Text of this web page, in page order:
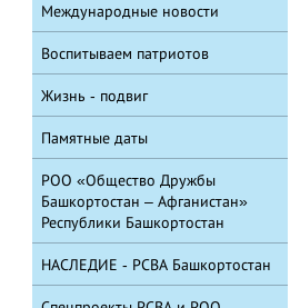
Международные новости
Воспитываем патриотов
Жизнь - подвиг
Памятные даты
РОО «Общество Дружбы
Башкортостан – Афганистан»
Республики Башкортостан
НАСЛЕДИЕ - РСВА Башкортостан